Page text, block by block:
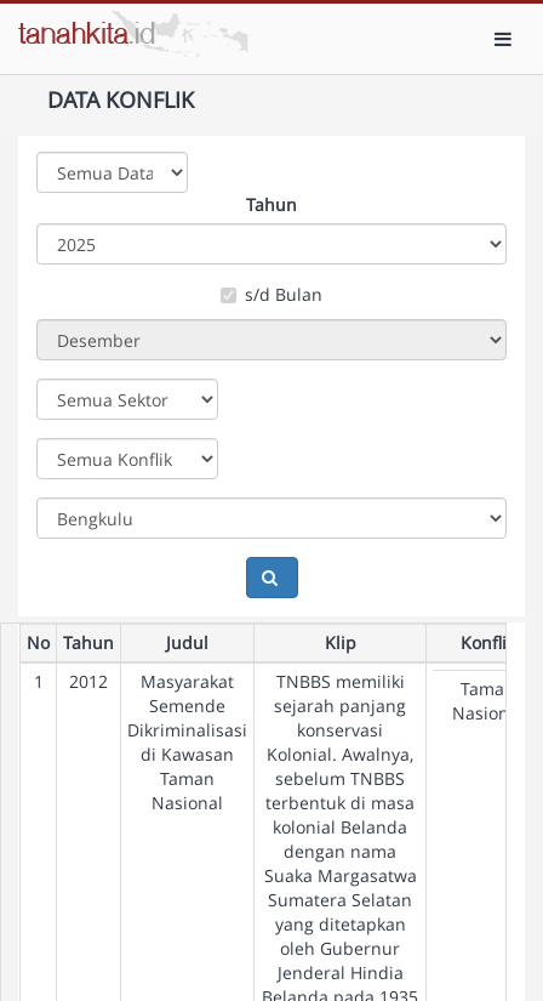
DATA KONFLIK
Tahun
s/d Bulan
No Tahun Judul Klip
Konflik
1
2012
Masyarakat
Semende
Dikriminalisasi
di Kawasan
Taman
Nasional
TNBBS memiliki
sejarah panjang
konservasi
Kolonial. Awalnya,
sebelum TNBBS
terbentuk di masa
kolonial Belanda
dengan nama
Suaka Margasatwa
Sumatera Selatan
yang ditetapkan
oleh Gubernur
Jenderal Hindia
Taman
Nasional